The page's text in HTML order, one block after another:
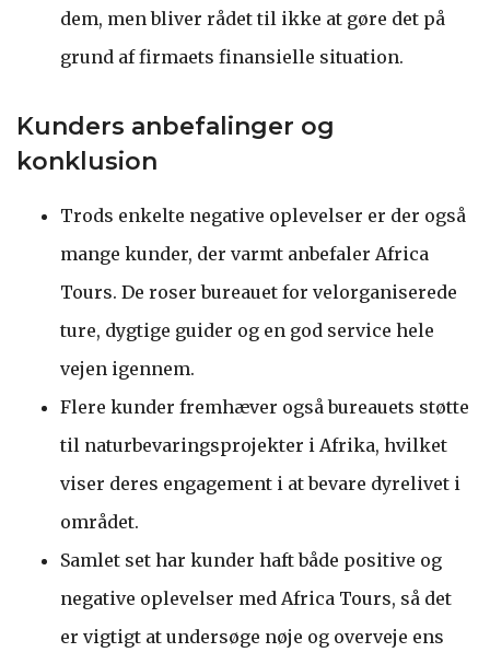
dem, men bliver rådet til ikke at gøre det på
grund af firmaets finansielle situation.
Kunders anbefalinger og
konklusion
Trods enkelte negative oplevelser er der også
mange kunder, der varmt anbefaler Africa
Tours. De roser bureauet for velorganiserede
ture, dygtige guider og en god service hele
vejen igennem.
Flere kunder fremhæver også bureauets støtte
til naturbevaringsprojekter i Afrika, hvilket
viser deres engagement i at bevare dyrelivet i
området.
Samlet set har kunder haft både positive og
negative oplevelser med Africa Tours, så det
er vigtigt at undersøge nøje og overveje ens